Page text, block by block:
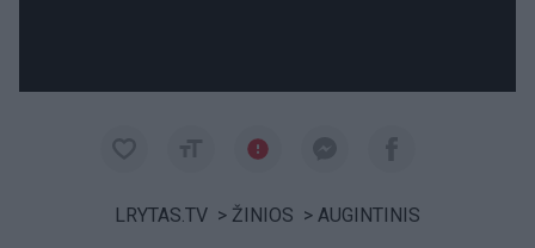
LRYTAS.TV > ŽINIOS > AUGINTINIS